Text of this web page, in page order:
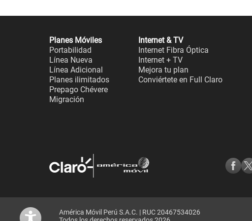
Planes Móviles
Portabilidad
Línea Nueva
Línea Adicional
Planes ilimitados
Prepago Chévere
Migración
Internet & TV
Internet Fibra Óptica
Internet + TV
Mejora tu plan
Conviértete en Full Claro
América Móvil Perú S.A.C. | RUC 20467534026